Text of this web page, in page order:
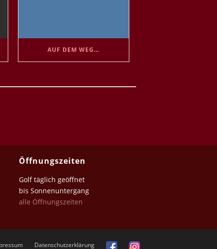
AUF DEM WEG…
Öffnungszeiten
Golf täglich geöffnet
bis Sonnenuntergang
alle Öffnungszeiten
Datenschutz­erklärung